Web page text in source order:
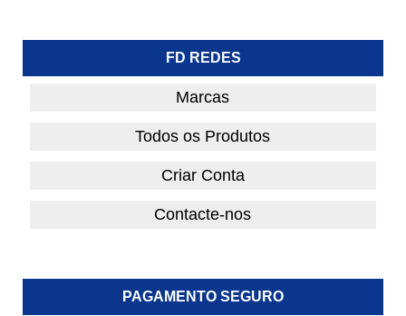
FD REDES
Marcas
Todos os Produtos
Criar Conta
Contacte-nos
PAGAMENTO SEGURO